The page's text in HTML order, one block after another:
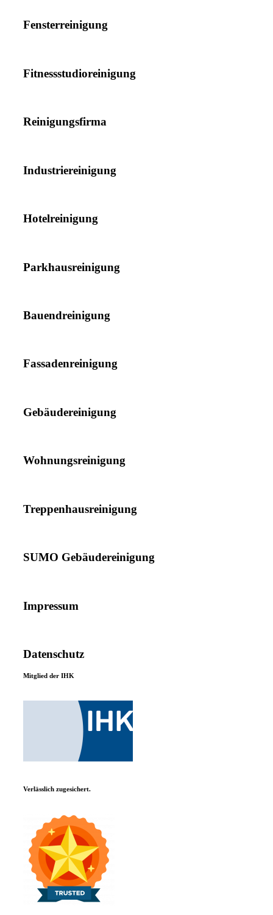
Fensterreinigung
Fitnessstudioreinigung
Reinigungsfirma
Industriereinigung
Hotelreinigung
Parkhausreinigung
Bauendreinigung
Fassadenreinigung
Gebäudereinigung
Wohnungsreinigung
Treppenhausreinigung
SUMO Gebäudereinigung
Impressum
Datenschutz
Mitglied der IHK
Verlässlich zugesichert.